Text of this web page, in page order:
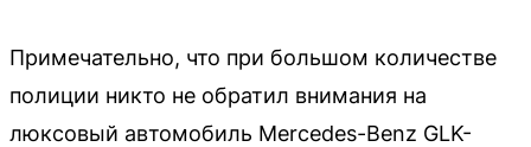
Примечательно, что при большом количестве
полиции никто не обратил внимания на
люксовый автомобиль Mercedes-Benz GLK-